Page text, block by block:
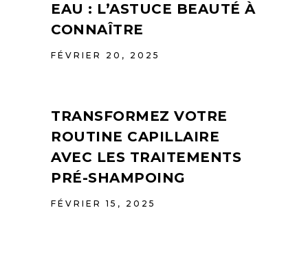
EAU : L’ASTUCE BEAUTÉ À
CONNAÎTRE
FÉVRIER 20, 2025
TRANSFORMEZ VOTRE
ROUTINE CAPILLAIRE
AVEC LES TRAITEMENTS
PRÉ-SHAMPOING
FÉVRIER 15, 2025